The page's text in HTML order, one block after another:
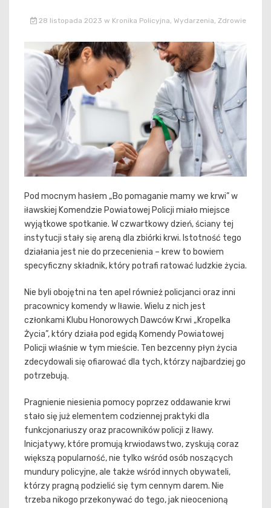
28 listopada 2023 w Kronika Policyjna, Wydarzenia, Zdrowie
Pod mocnym hasłem „Bo pomaganie mamy we krwi” w
iławskiej Komendzie Powiatowej Policji miało miejsce
wyjątkowe spotkanie. W czwartkowy dzień, ściany tej
instytucji stały się areną dla zbiórki krwi. Istotność tego
działania jest nie do przecenienia – krew to bowiem
specyficzny składnik, który potrafi ratować ludzkie życia.
Nie byli obojętni na ten apel również policjanci oraz inni
pracownicy komendy w Iławie. Wielu z nich jest
członkami Klubu Honorowych Dawców Krwi „Kropelka
Życia”, który działa pod egidą Komendy Powiatowej
Policji właśnie w tym mieście. Ten bezcenny płyn życia
zdecydowali się ofiarować dla tych, którzy najbardziej go
potrzebują.
Pragnienie niesienia pomocy poprzez oddawanie krwi
stało się już elementem codziennej praktyki dla
funkcjonariuszy oraz pracowników policji z Iławy.
Inicjatywy, które promują krwiodawstwo, zyskują coraz
większą popularność, nie tylko wśród osób noszących
mundury policyjne, ale także wśród innych obywateli,
którzy pragną podzielić się tym cennym darem. Nie
trzeba nikogo przekonywać do tego, jak nieocenioną